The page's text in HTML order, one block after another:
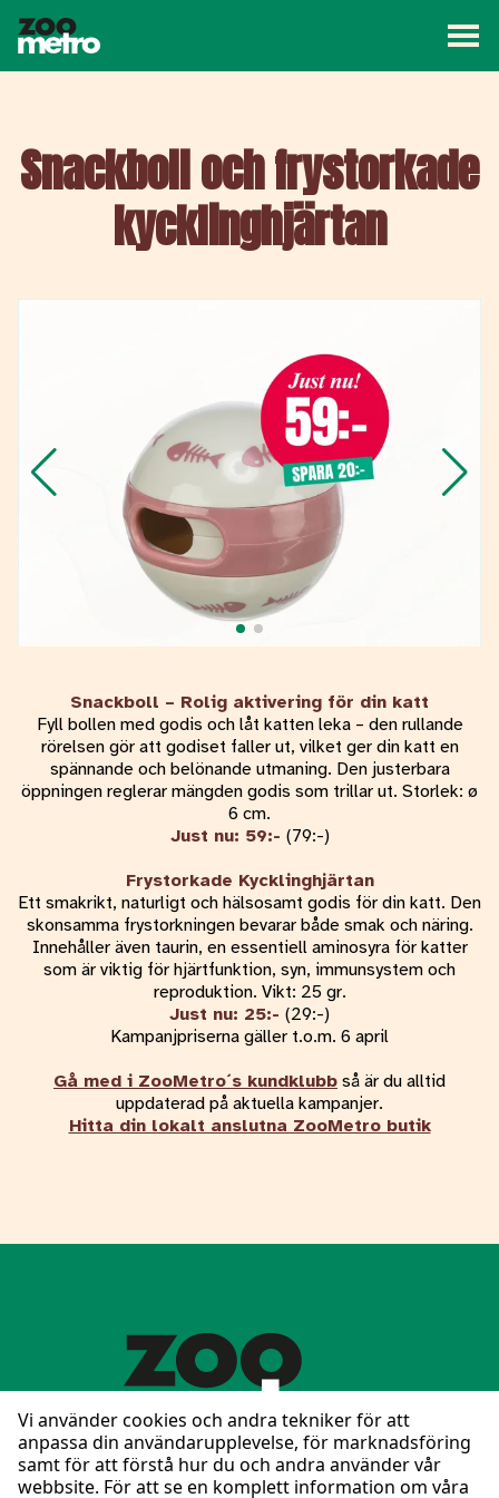
Kampanj
Snackboll och frystorkade
kycklinghjärtan
Snackboll – Rolig aktivering för din katt
Fyll bollen med godis och låt katten leka – den rullande
rörelsen gör att godiset faller ut, vilket ger din katt en
spännande och belönande utmaning. Den justerbara
öppningen reglerar mängden godis som trillar ut. Storlek: ø
6 cm.
Just nu: 59:- (79:-)
Frystorkade Kycklinghjärtan
Ett smakrikt, naturligt och hälsosamt godis för din katt. Den
skonsamma frystorkningen bevarar både smak och näring.
Innehåller även taurin, en essentiell aminosyra för katter
som är viktig för hjärtfunktion, syn, immunsystem och
reproduktion. Vikt: 25 gr.
Just nu: 25:- (29:-)
Kampanjpriserna gäller t.o.m. 6 april
Gå med i ZooMetro´s kundklubb så är du alltid
uppdaterad på aktuella kampanjer.
Hitta din lokalt anslutna ZooMetro butik
Följ oss på Facebook
Vi använder cookies och andra tekniker för att
anpassa din användarupplevelse, för marknadsföring
samt för att förstå hur du och andra använder vår
webbsite. För att se en komplett information om våra